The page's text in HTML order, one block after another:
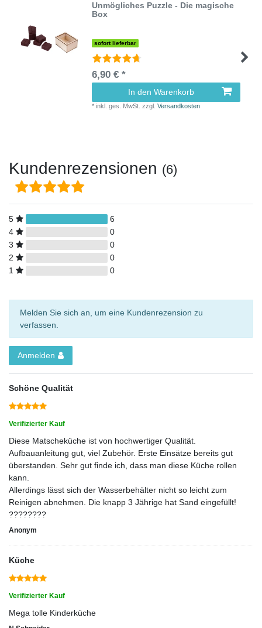
Unmögliches Puzzle - Die magische
Box
sofort lieferbar
6,90 € *
In den Warenkorb
*inkl. ges. MwSt. zzgl.Versandkosten
Kundenrezensionen (6)
5
6
4
0
3
0
2
0
1
0
Melden Sie sich an, um eine Kundenrezension zu
verfassen.
Anmelden
Schöne Qualität
Verifizierter Kauf
Diese Matscheküche ist von hochwertiger Qualität.
Aufbauanleitung gut, viel Zubehör. Erste Einsätze bereits gut
überstanden. Sehr gut finde ich, dass man diese Küche rollen
kann.
Allerdings lässt sich der Wasserbehälter nicht so leicht zum
Reinigen abnehmen. Die knapp 3 Jährige hat Sand eingefüllt!
????????
Anonym
Küche
Verifizierter Kauf
Mega tolle Kinderküche